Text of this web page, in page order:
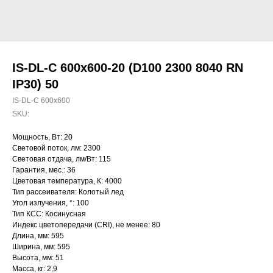
IS-DL-C 600x600-20 (D100 2300 8040 RN
IP30) 50
IS-DL-C 600x600
SKU:
Мощность, Вт: 20
Световой поток, лм: 2300
Световая отдача, лм/Вт: 115
Гарантия, мес.: 36
Цветовая температура, К: 4000
Тип рассеивателя: Колотый лед
Угол излучения, °: 100
Тип КСС: Косинусная
Индекс цветопередачи (CRI), не менее: 80
Длина, мм: 595
Ширина, мм: 595
Высота, мм: 51
Масса, кг: 2,9